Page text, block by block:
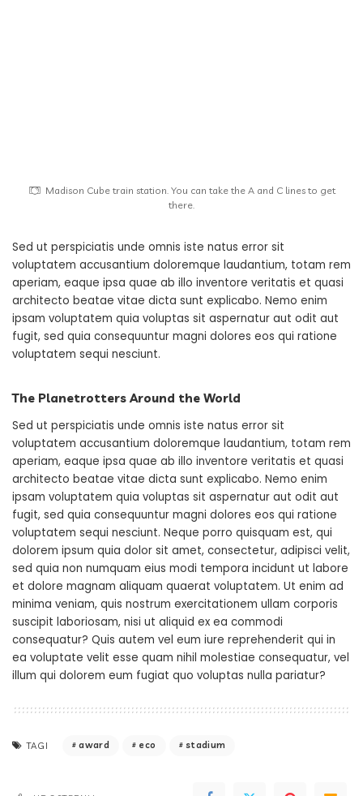
Madison Cube train station. You can take the A and C lines to get
there.
Sed ut perspiciatis unde omnis iste natus error sit
voluptatem accusantium doloremque laudantium, totam rem
aperiam, eaque ipsa quae ab illo inventore veritatis et quasi
architecto beatae vitae dicta sunt explicabo. Nemo enim
ipsam voluptatem quia voluptas sit aspernatur aut odit aut
fugit, sed quia consequuntur magni dolores eos qui ratione
voluptatem sequi nesciunt.
The Planetrotters Around the World
Sed ut perspiciatis unde omnis iste natus error sit
voluptatem accusantium doloremque laudantium, totam rem
aperiam, eaque ipsa quae ab illo inventore veritatis et quasi
architecto beatae vitae dicta sunt explicabo. Nemo enim
ipsam voluptatem quia voluptas sit aspernatur aut odit aut
fugit, sed quia consequuntur magni dolores eos qui ratione
voluptatem sequi nesciunt. Neque porro quisquam est, qui
dolorem ipsum quia dolor sit amet, consectetur, adipisci velit,
sed quia non numquam eius modi tempora incidunt ut labore
et dolore magnam aliquam quaerat voluptatem. Ut enim ad
minima veniam, quis nostrum exercitationem ullam corporis
suscipit laboriosam, nisi ut aliquid ex ea commodi
consequatur? Quis autem vel eum iure reprehenderit qui in
ea voluptate velit esse quam nihil molestiae consequatur, vel
illum qui dolorem eum fugiat quo voluptas nulla pariatur?
TAGI award eco stadium